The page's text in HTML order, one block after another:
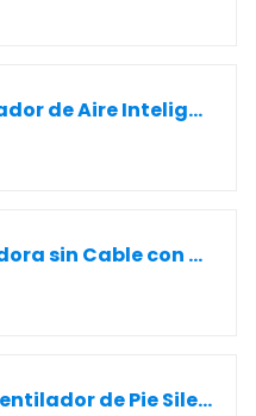
LEVOIT Purificador de Aire Inteligente con APP y ALEXA, Purificador de Aire CADR 433m³/h a 83m², 28dB Silencioso, Pantalla PM2.5, Filtro HEPA, Elimina el 99.97% de Alergias Polen Polvo Olores
LEVOIT Aspiradora sin Cable con Mini Cepillo Turbo y Anticabello, 99,99% Filtración con HEPA, Aspiradora Escoba con Pantalla LED，Aspirador para Suelos, Coches, Pelos de Animales, hasta 60 min
LEVOIT 20dB Ventilador de Pie Silencioso con Mando, Motor DC, 30W Circulador Ventilador Bajo Consumo, 4 Modo y 12 Velocidades a 2465m³/h, 30M de Viento, Temporizador 12h, Oscilación de 90°+120°